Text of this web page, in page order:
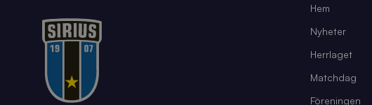
Hem
Nyheter
Herrlaget
Matchdag
Föreningen